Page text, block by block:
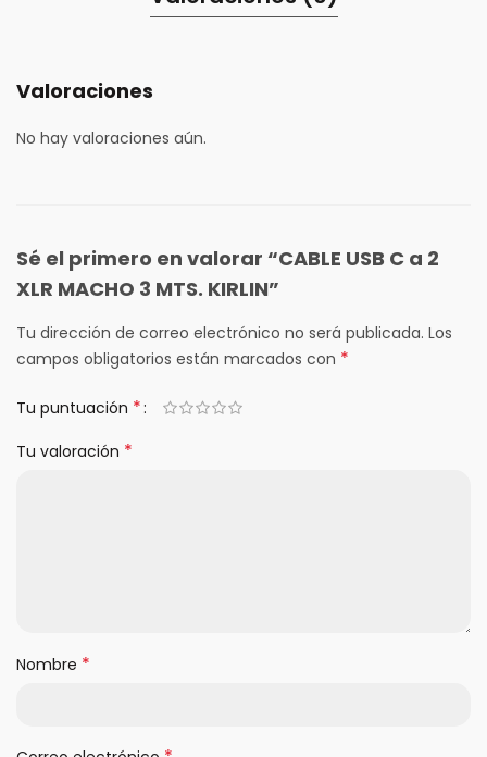
Valoraciones
No hay valoraciones aún.
Sé el primero en valorar “CABLE USB C a 2
XLR MACHO 3 MTS. KIRLIN”
Tu dirección de correo electrónico no será publicada. Los
campos obligatorios están marcados con *
Tu puntuación *
Tu valoración *
Nombre *